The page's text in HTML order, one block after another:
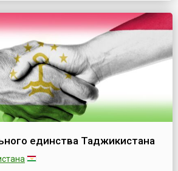
единства Таджикистана